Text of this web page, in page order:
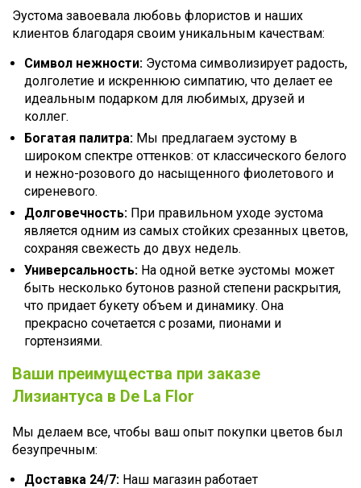
Эустома завоевала любовь флористов и наших
клиентов благодаря своим уникальным качествам:
Символ нежности: Эустома символизирует радость,
долголетие и искреннюю симпатию, что делает ее
идеальным подарком для любимых, друзей и
коллег.
Богатая палитра: Мы предлагаем эустому в
широком спектре оттенков: от классического белого
и нежно-розового до насыщенного фиолетового и
сиреневого.
Долговечность: При правильном уходе эустома
является одним из самых стойких срезанных цветов,
сохраняя свежесть до двух недель.
Универсальность: На одной ветке эустомы может
быть несколько бутонов разной степени раскрытия,
что придает букету объем и динамику. Она
прекрасно сочетается с розами, пионами и
гортензиями.
Ваши преимущества при заказе
Лизиантуса в De La Flor
Мы делаем все, чтобы ваш опыт покупки цветов был
безупречным:
Доставка 24/7: Наш магазин работает